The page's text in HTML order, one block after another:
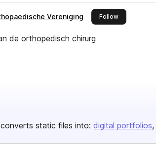
Vereniging Followthis publisher
de orthopedisch chirurg
converts static files into: digital portfolios